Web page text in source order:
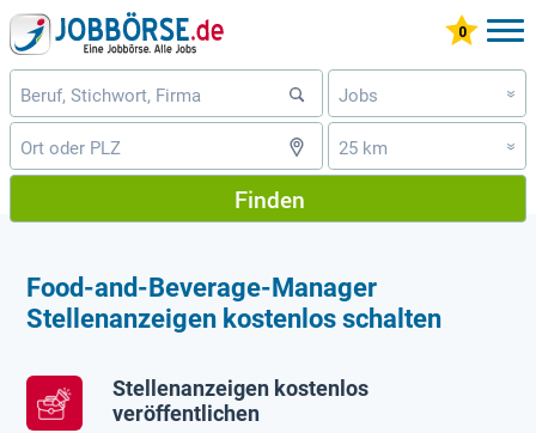
Jobs »
25 km »
Finden
Food-and-Beverage-Manager
Stellenanzeigen kostenlos schalten
Stellenanzeigen kostenlos
veröffentlichen